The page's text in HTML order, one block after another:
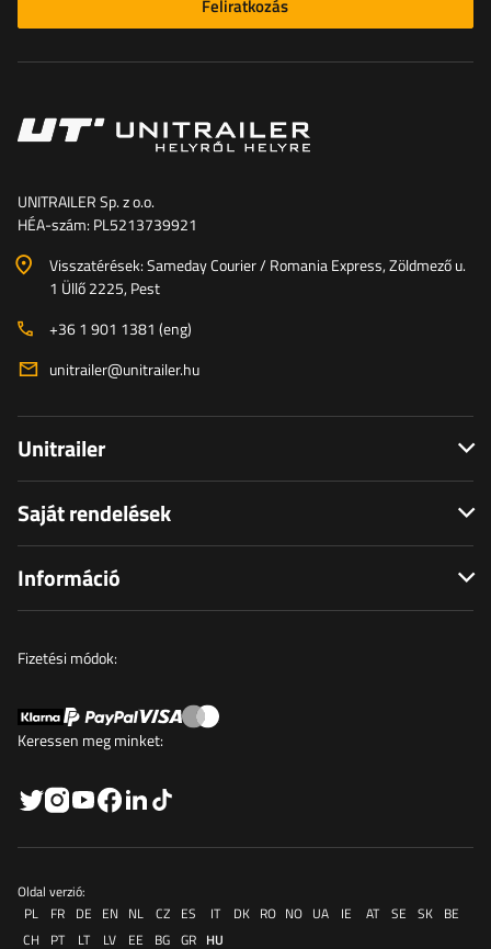
Feliratkozás
UNITRAILER Sp. z o.o.
HÉA-szám: PL5213739921
Visszatérések: Sameday Courier / Romania Express, Zöldmező u.
1 Üllő 2225, Pest
+36 1 901 1381 (eng)
unitrailer@unitrailer.hu
Unitrailer
Saját rendelések
Információ
Fizetési módok:
Keressen meg minket:
Oldal verzió:
PL
FR DE EN NL CZ ES IT DK RO NO UA IE AT SE SK BE
CH
PT LT LV EE BG GR HU